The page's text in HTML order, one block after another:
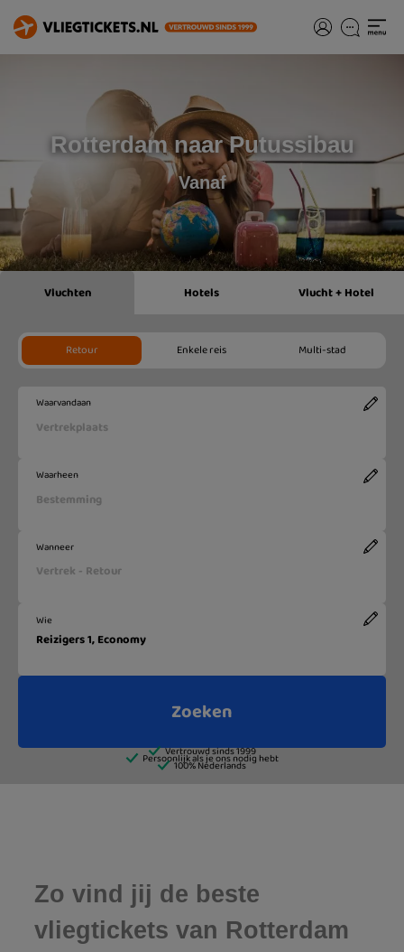
Rotterdam naar Putussibau
Vanaf
Zo vind jij de beste
vliegtickets van Rotterdam